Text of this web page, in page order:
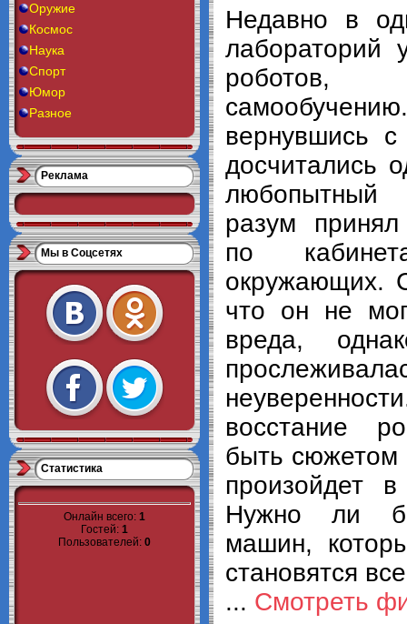
Оружие
Космос
Наука
Спорт
Юмор
Разное
Реклама
Мы в Cоцсетях
Статистика
Онлайн всего: 1
Гостей: 1
Пользователей: 0
Недавно в
лабораторий
роботов,
вернувшись
досчитались
разум
по
окружающих.
что он не
вреда,
восстание
быть сюжетом
произойдет
Нужно ли
машин,
становятся
... Смотреть